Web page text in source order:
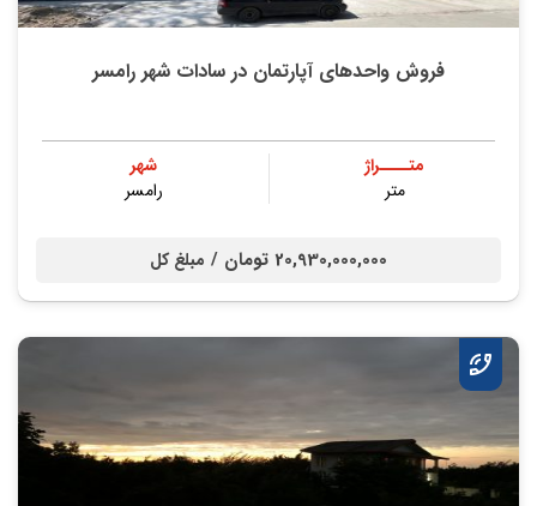
فروش واحدهای آپارتمان در سادات شهر رامسر
متــــراژ
متر
شهر
رامسر
20,930,000,000 تومان / مبلغ کل